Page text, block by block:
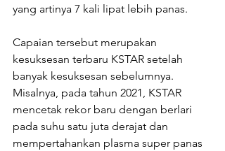
yang artinya 7 kali lipat lebih panas.
Capaian tersebut merupakan
kesuksesan terbaru KSTAR setelah
banyak kesuksesan sebelumnya.
Misalnya, pada tahun 2021, KSTAR
mencetak rekor baru dengan berlari
pada suhu satu juta derajat dan
mempertahankan plasma super panas